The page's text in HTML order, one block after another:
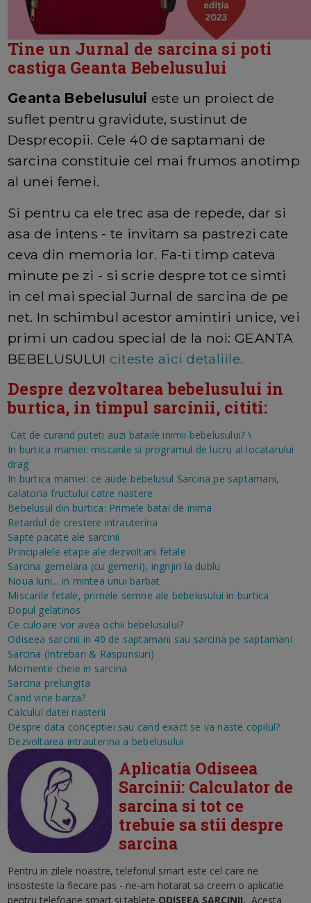
Tine un Jurnal de sarcina si poti
castiga Geanta Bebelusului
Geanta Bebelusului este un proiect de
suflet pentru gravidute, sustinut de
Desprecopii. Cele 40 de saptamani de
sarcina constituie cel mai frumos anotimp
al unei femei.
Si pentru ca ele trec asa de repede, dar si
asa de intens - te invitam sa pastrezi cate
ceva din memoria lor. Fa-ti timp cateva
minute pe zi - si scrie despre tot ce simti
in cel mai special Jurnal de sarcina de pe
net. In schimbul acestor amintiri unice, vei
primi un cadou special de la noi: GEANTA
BEBELUSULUI citeste aici detaliile.
Despre dezvoltarea bebelusului in
burtica, in timpul sarcinii, cititi:
Cat de curand puteti auzi bataile inimii bebelusului? \
In burtica mamei: miscarile si programul de lucru al locatarului
drag
In burtica mamei: ce aude bebelusul Sarcina pe saptamani,
calatoria fructului catre nastere
Bebelusul din burtica: Primele batai de inima
Retardul de crestere intrauterina
Sapte pacate ale sarcinii
Principalele etape ale dezvoltarii fetale
Sarcina gemelara (cu gemeni), ingrijiri la dublu
Noua luni... in mintea unui barbat
Miscarile fetale, primele semne ale bebelusului in burtica
Dopul gelatinos
Ce culoare vor avea ochii bebelusului?
Odiseea sarcinii in 40 de saptamani sau sarcina pe saptamani
Sarcina (Intrebari & Raspunsuri)
Momente cheie in sarcina
Sarcina prelungita
Cand vine barza?
Calculul datei nasterii
Despre data conceptiei sau cand exact se va naste copilul?
Dezvoltarea intrauterina a bebelusului
Aplicatia Odiseea
Sarcinii: Calculator de
sarcina si tot ce
trebuie sa stii despre
sarcina
Pentru in zilele noastre, telefonul smart este cel care ne
insosteste la fiecare pas - ne-am hotarat sa creem o aplicatie
pentru telefoane smart si tablete ODISEEA SARCINII. Acesta